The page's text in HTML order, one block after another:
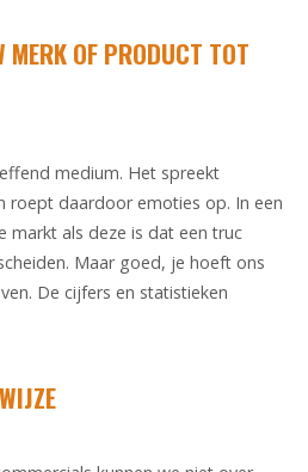
MERK OF PRODUCT TOT
medium. Het spreekt
roept daardoor emoties op. In een
markt als deze is dat een truc
Maar goed, je hoeft ons
De cijfers en statistieken